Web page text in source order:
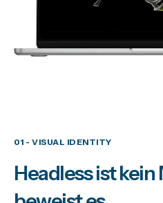
01 - VISUAL IDENTITY
Headless ist